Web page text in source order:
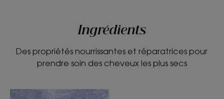
Ingrédients
Des propriétés nourrissantes et réparatrices pour
prendre soin des cheveux les plus secs